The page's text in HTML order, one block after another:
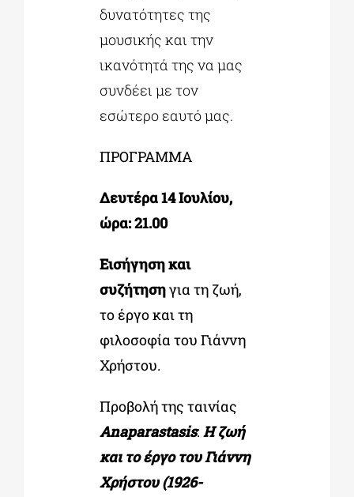
δυνατότητες της
μουσικής και την
ικανότητά της να μας
συνδέει με τον
εσώτερο εαυτό μας.
ΠΡΟΓΡΑΜΜΑ
Δευτέρα 14 Ιουλίου,
ώρα: 21.00
Εισήγηση και
συζήτησηγια τη ζωή,
το έργο και τη
φιλοσοφία του Γιάννη
Χρήστου.
Προβολή της ταινίας
Anaparastasis: Η ζωή
και το έργο του Γιάννη
Χρήστου (1926-